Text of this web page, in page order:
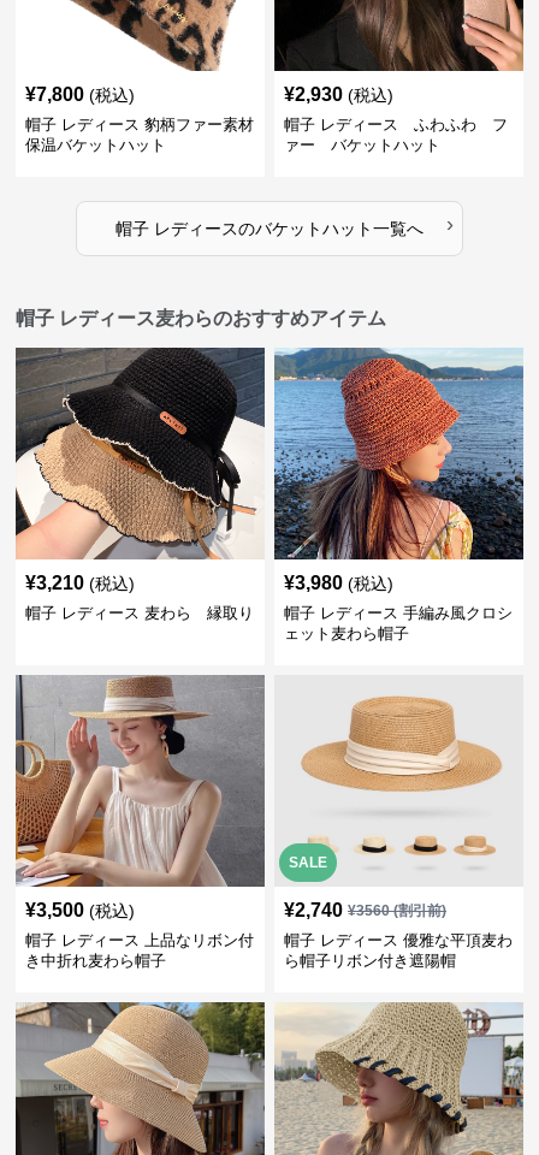
¥7,800 (税込)
帽子 レディース 豹柄ファー素材
保温バケットハット
¥2,930 (税込)
帽子 レディース ふわふわ フ
ァー バケットハット
帽子 レディースのバケットハット一覧へ ›
帽子 レディース麦わらのおすすめアイテム
¥3,210 (税込)
帽子 レディース 麦わら 縁取り
¥3,980 (税込)
帽子 レディース 手編み風クロシ
ェット麦わら帽子
¥3,500 (税込)
帽子 レディース 上品なリボン付
き中折れ麦わら帽子
SALE
¥2,740 ¥3560(割引前)
帽子 レディース 優雅な平頂麦わ
ら帽子リボン付き遮陽帽